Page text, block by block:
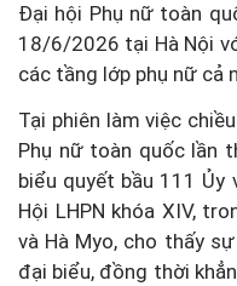
Đại hội Phụ nữ toàn
18/6/2026 tại Hà Nội
các tầng lớp phụ nữ cả
Tại phiên làm việc
Phụ nữ toàn quốc lần
biểu quyết bầu 111 Ủy
Hội LHPN khóa XIV,
và Hà Myo, cho thấy
đại biểu, đồng thời